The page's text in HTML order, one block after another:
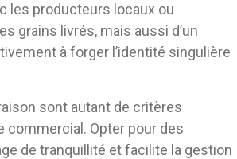
les producteurs locaux ou
grains livrés, mais aussi d’un
à forger l’identité singulière
sont autant de critères
commercial. Opter pour des
de tranquillité et facilite la gestion